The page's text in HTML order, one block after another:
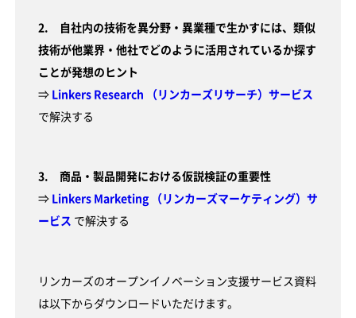
2. 自社内の技術を異分野・異業種で生かすには、類似
技術が他業界・他社でどのように活用されているか探す
ことが発想のヒント
⇒ Linkers Research （リンカーズリサーチ）サービス
で解決する
3. 商品・製品開発における仮説検証の重要性
⇒ Linkers Marketing （リンカーズマーケティング）サ
ービス で解決する
リンカーズのオープンイノベーション支援サービス資料
は以下からダウンロードいただけます。